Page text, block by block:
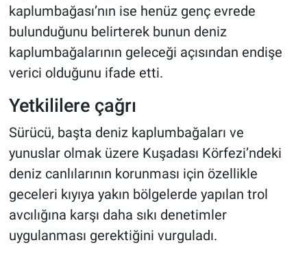
kaplumbağası’nın ise henüz genç evrede
bulunduğunu belirterek bunun deniz
kaplumbağalarının geleceği açısından endişe
verici olduğunu ifade etti.
Yetkililere çağrı
Sürücü, başta deniz kaplumbağaları ve
yunuslar olmak üzere Kuşadası Körfezi’ndeki
deniz canlılarının korunması için özellikle
geceleri kıyıya yakın bölgelerde yapılan trol
avcılığına karşı daha sıkı denetimler
uygulanması gerektiğini vurguladı.